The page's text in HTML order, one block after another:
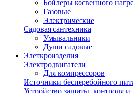
Бойлеры косвенного
Газовые
Электрические
Садовая сантехника
Умывальники
Души садовые
Элеткроизделия
Электродвигатели
Для компрессоров
Источники бесперебойного
Устройство защиты, контроля и